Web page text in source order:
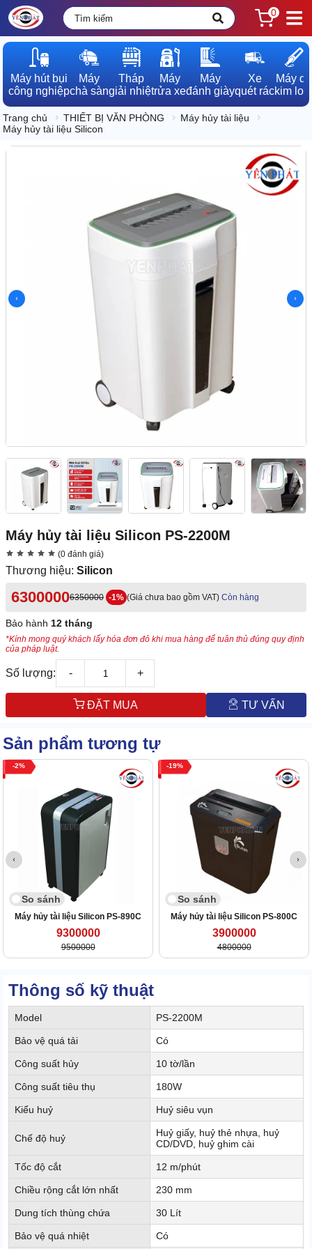
0
Máy hút bụi
công nghiệp
Máy
chà sàn
Tháp
giải nhiệt
Máy
rửa xe
Máy
đánh giày
Xe
quét rác
Máy dò
kim loại
Trang chủ THIẾT BỊ VĂN PHÒNG
Máy hủy tài liệu
Máy hủy tài liệu Silicon
Máy hủy tài liệu Silicon PS-2200M
(0 đánh giá)
Thương hiệu: Silicon
63000006350000 -1% (Giá chưa bao gồm VAT) Còn hàng
Bảo hành 12 tháng
*Kính mong quý khách lấy hóa đơn đỏ khi mua hàng để tuân thủ đúng quy định
của pháp luật.
Số lượng: - +
ĐẶT MUA TƯ VẤN
Sản phẩm tương tự
2
So sánh
Máy hủy tài liệu Silicon PS-890C
9300000
9500000
19
So sánh
Máy hủy tài liệu Silicon PS-800C
3900000
4800000
Thông số kỹ thuật
Model PS-2200M
Bảo vệ quá tải Có
Công suất hủy 10 tờ/lần
Công suất tiêu thụ 180W
Kiểu huỷ Huỷ siêu vụn
Chế độ huỷ
Huỷ giấy, huỷ thẻ nhựa, huỷ
CD/DVD, huỷ ghim cài
Tốc độ cắt 12 m/phút
Chiều rộng cắt lớn nhất 230 mm
Dung tích thùng chứa 30 Lít
Bảo vệ quá nhiệt Có